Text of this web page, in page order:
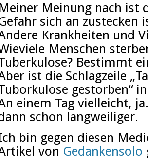
Meiner Meinung nach ist
sich an
Krankheiten und
Menschen
Bestimmt
ist die Schlagzeile
gestorben“
einem Tag vielleicht,
schon langweiliger.
bin gegen diesen
von Gedankensolo